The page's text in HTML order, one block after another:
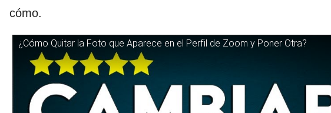
cómo.
¿Cómo Quitar la Foto que Aparece en el Perfil de Zoom y Poner Otra?